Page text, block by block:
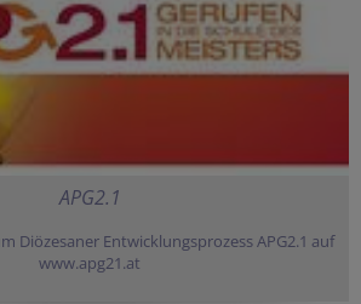
APG2.1
Diözesaner Entwicklungsprozess APG2.1 auf
www.apg21.at